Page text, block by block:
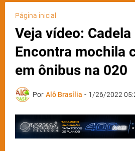
Página inicial
Veja vídeo:
Encontra mochila
em ônibus na 020
Por Alô Brasília - 1/26/2022